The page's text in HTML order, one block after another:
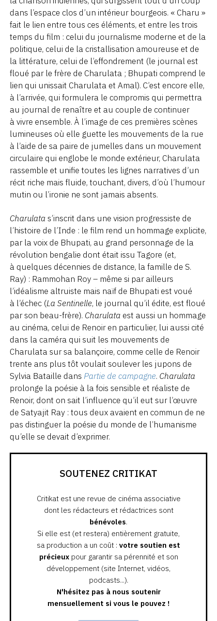
dans l’espace clos d’un intérieur bourgeois. « Charu »
fait le lien entre tous ces éléments, et entre les trois
temps du film : celui du journalisme moderne et de la
politique, celui de la cristallisation amoureuse et de
la littérature, celui de l’effondrement (le journal est
floué par le frère de Charulata ; Bhupati comprend le
lien qui unissait Charulata et Amal). C’est encore elle,
à l’arrivée, qui formulera le compromis qui permettra
au journal de renaître et au couple de continuer
à vivre ensemble. À l’image de ces premières scènes
lumineuses où elle guette les mouvements de la rue
à l’aide de sa paire de jumelles dans un mouvement
circulaire qui englobe le monde extérieur, Charulata
rassemble et unifie toutes les lignes narratives d’un
récit riche mais fluide, touchant, divers, d’où l’humour
mutin ou l’ironie ne sont jamais absents.
Charulata s’inscrit dans une vision progressiste de
l’histoire de l’Inde : le film rend un hommage explicite,
par la voix de Bhupati, au grand personnage de la
révolution bengalie dont était issu Tagore (et,
à quelques décennies de distance, la famille de S.
Ray) : Rammohan Roy – même si par ailleurs
l’idéalisme altruiste mais naïf de Bhupati est voué
à l’échec (La Sentinelle, le journal qu’il édite, est floué
par son beau-frère). Charulata est aussi un hommage
au cinéma, celui de Renoir en particulier, lui aussi cité
dans la caméra qui suit les mouvements de
Charulata sur sa balançoire, comme celle de Renoir
trente ans plus tôt voulait soulever les jupons de
Sylvia Bataille dans Partie de campagne. Charulata
prolonge la poésie à la fois sensible et réaliste de
Renoir, dont on sait l’influence qu’il eut sur l’œuvre
de Satyajit Ray : tous deux avaient en commun de ne
pas distinguer la poésie du monde de l’humanisme
qu’elle se devait d’exprimer.
SOUTENEZ CRITIKAT
Critikat est une revue de cinéma associative
dont les rédacteurs et rédactrices sont
bénévoles.
Si elle est (et restera) entièrement gratuite,
sa production a un coût : votre soutien est
précieuxpour garantir sa pérennité et son
développement (site Internet, vidéos,
podcasts...).
N'hésitez pas à nous soutenir
mensuellement si vous le pouvez !